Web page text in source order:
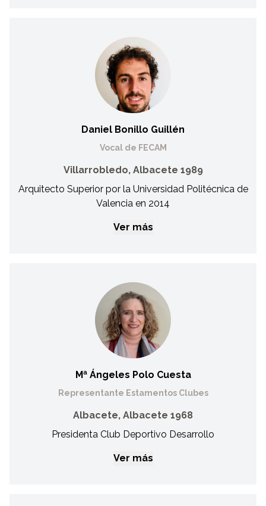
Funcionario de la Administración General del Estado.
Daniel Bonillo Guillén
Vocal de FECAM
Villarrobledo, Albacete 1989
Arquitecto Superior por la Universidad Politécnica de
Valencia en 2014
Ver más
Miembro del equipo de Organización de FECAM desde
2011. Técnico de apoyo de la selección femenina de
baloncesto de Castilla La Mancha en 2019. Técnico de
apoyo de la selección masculina de fútbol sala de Castilla
La Mancha en 2021. Hermano de José David Bonillo,
Mª Ángeles Polo Cuesta
Representante Estamentos Clubes
Albacete, Albacete 1968
Presidenta Club Deportivo Desarrollo
Ver más